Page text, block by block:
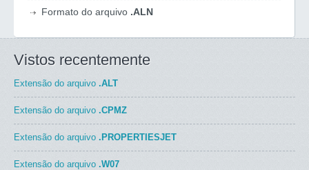
Formato do arquivo .ALN
Vistos recentemente
Extensão do arquivo .ALT
Extensão do arquivo .CPMZ
Extensão do arquivo .PROPERTIESJET
Extensão do arquivo .W07